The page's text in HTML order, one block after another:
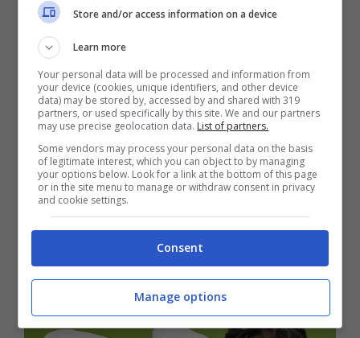
C’èapertura sul prestito su Renato Sanches
che permetterebbe alla Romadi sistemare la
situazione a centrocampo, considerando che si
sta facendo complessa e non poco la pista che
porta aFrattesi.
Store and/or access information on a device
Learn more
Your personal data will be processed and information from
your device (cookies, unique identifiers, and other device
data) may be stored by, accessed by and shared with 319
partners, or used specifically by this site. We and our partners
may use precise geolocation data. List of partners.
Some vendors may process your personal data on the basis
of legitimate interest, which you can object to by managing
your options below. Look for a link at the bottom of this page
or in the site menu to manage or withdraw consent in privacy
and cookie settings.
Consent
Manage options